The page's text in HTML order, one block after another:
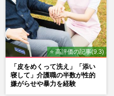
⭐ 高評価の記事(9.3)
「皮をめくって洗え」「添い
寝して」介護職の半数が性的
嫌がらせや暴力を経験